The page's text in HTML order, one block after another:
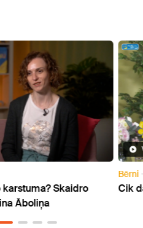
Skaidro
Āboliņa
Bērni
Cik